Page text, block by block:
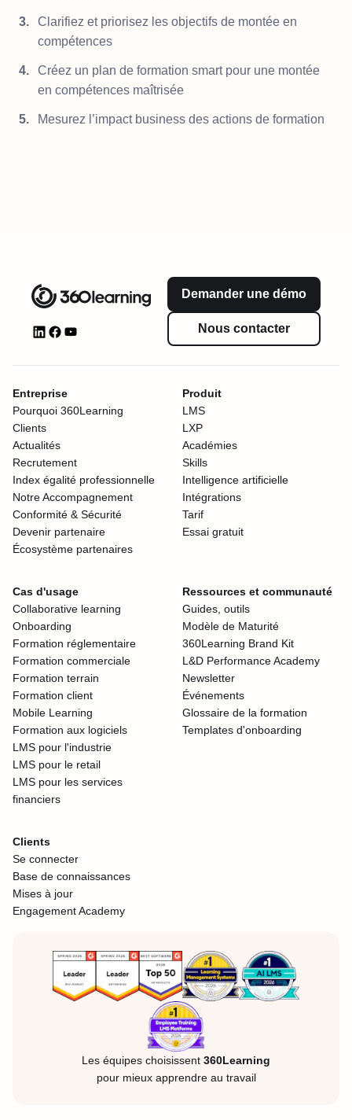
Clarifiez et priorisez les objectifs de montée en
compétences
Créez un plan de formation smart pour une montée
en compétences maîtrisée
Mesurez l’impact business des actions de formation
Demander une démo
Nous contacter
Entreprise
Pourquoi 360Learning
Clients
Actualités
Recrutement
Index égalité professionnelle
Notre Accompagnement
Conformité & Sécurité
Devenir partenaire
Écosystème partenaires
Produit
LMS
LXP
Académies
Skills
Intelligence artificielle
Intégrations
Tarif
Essai gratuit
Cas d'usage
Collaborative learning
Onboarding
Formation réglementaire
Formation commerciale
Formation terrain
Formation client
Mobile Learning
Formation aux logiciels
LMS pour l'industrie
LMS pour le retail
LMS pour les services
financiers
Ressources et communauté
Guides, outils
Modèle de Maturité
360Learning Brand Kit
L&D Performance Academy
Newsletter
Événements
Glossaire de la formation
Templates d'onboarding
Clients
Se connecter
Base de connaissances
Mises à jour
Engagement Academy
Les équipes choisissent 360Learning
pour mieux apprendre au travail